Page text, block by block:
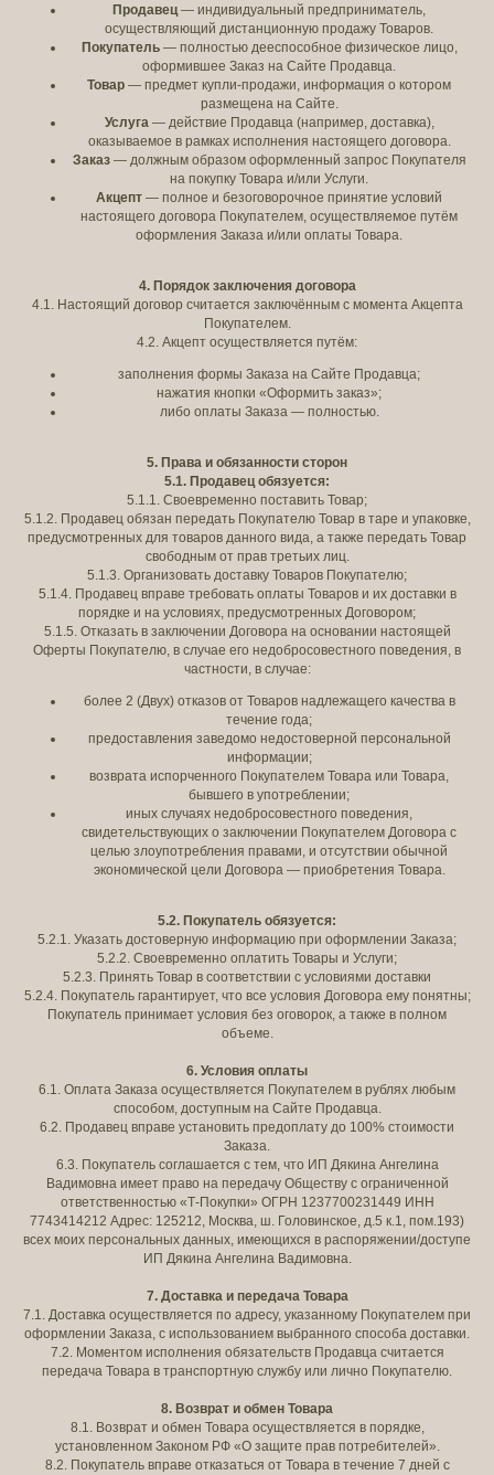
Продавец— индивидуальный предприниматель,
осуществляющий дистанционную продажу Товаров.
Покупатель — полностью дееспособное физическое лицо,
оформившее Заказ на Сайте Продавца.
Товар — предмет купли-продажи, информация о котором
размещена на Сайте.
Услуга — действие Продавца (например, доставка),
оказываемое в рамках исполнения настоящего договора.
Заказ — должным образом оформленный запрос Покупателя
на покупку Товара и/или Услуги.
Акцепт — полное и безоговорочное принятие условий
настоящего договора Покупателем, осуществляемое путём
оформления Заказа и/или оплаты Товара.
4. Порядок заключения договора
4.1. Настоящий договор считается заключённым с момента Акцепта
Покупателем.
4.2. Акцепт осуществляется путём:
заполнения формы Заказа на Сайте Продавца;
нажатия кнопки «Оформить заказ»;
либо оплаты Заказа — полностью.
5. Права и обязанности сторон
5.1. Продавец обязуется:
5.1.1. Своевременно поставить Товар;
5.1.2. Продавец обязан передать Покупателю Товар в таре и упаковке,
предусмотренных для товаров данного вида, а также передать Товар
свободным от прав третьих лиц.
5.1.3. Организовать доставку Товаров Покупателю;
5.1.4. Продавец вправе требовать оплаты Товаров и их доставки в
порядке и на условиях, предусмотренных Договором;
5.1.5. Отказать в заключении Договора на основании настоящей
Оферты Покупателю, в случае его недобросовестного поведения, в
частности, в случае:
более 2 (Двух) отказов от Товаров надлежащего качества в
течение года;
предоставления заведомо недостоверной персональной
информации;
возврата испорченного Покупателем Товара или Товара,
бывшего в употреблении;
иных случаях недобросовестного поведения,
свидетельствующих о заключении Покупателем Договора с
целью злоупотребления правами, и отсутствии обычной
экономической цели Договора — приобретения Товара.
5.2. Покупатель обязуется:
5.2.1. Указать достоверную информацию при оформлении Заказа;
5.2.2. Своевременно оплатить Товары и Услуги;
5.2.3. Принять Товар в соответствии с условиями доставки
5.2.4. Покупатель гарантирует, что все условия Договора ему понятны;
Покупатель принимает условия без оговорок, а также в полном
объеме.
6. Условия оплаты
6.1. Оплата Заказа осуществляется Покупателем в рублях любым
способом, доступным на Сайте Продавца.
6.2. Продавец вправе установить предоплату до 100% стоимости
Заказа.
6.3. Покупатель соглашается с тем, что ИП Дякина Ангелина
Вадимовна имеет право на передачу Обществу с ограниченной
ответственностью «Т-Покупки» ОГРН 1237700231449 ИНН
7743414212 Адрес: 125212, Москва, ш. Головинское, д.5 к.1, пом.193)
всех моих персональных данных, имеющихся в распоряжении/доступе
ИП Дякина Ангелина Вадимовна.
7. Доставка и передача Товара
7.1. Доставка осуществляется по адресу, указанному Покупателем при
оформлении Заказа, с использованием выбранного способа доставки.
7.2. Моментом исполнения обязательств Продавца считается
передача Товара в транспортную службу или лично Покупателю.
8. Возврат и обмен Товара
8.1. Возврат и обмен Товара осуществляется в порядке,
установленном Законом РФ «О защите прав потребителей».
8.2. Покупатель вправе отказаться от Товара в течение 7 дней с